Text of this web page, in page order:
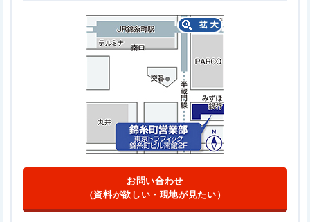
お問い合わせ
（資料が欲しい・現地が見たい）